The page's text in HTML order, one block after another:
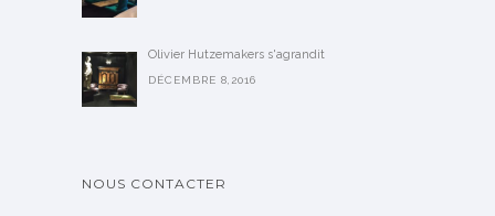
Olivier Hutzemakers s'agrandit
DÉCEMBRE 8,2016
NOUS CONTACTER